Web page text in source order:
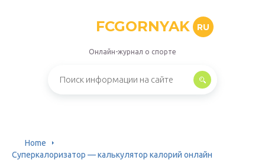
FCGORNYAK RU
Онлайн-журнал о спорте
Home
Суперкалоризатор — калькулятор калорий онлайн